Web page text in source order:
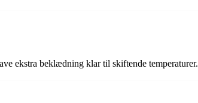
ekstra beklædning klar til skiftende temperaturer.